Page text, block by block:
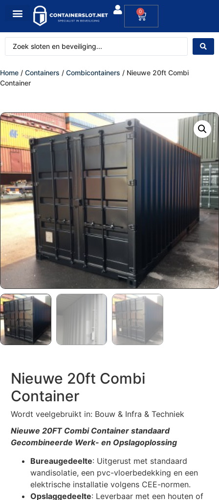
0
Home / Containers / Combicontainers / Nieuwe 20ft Combi
Container
Nieuwe 20ft Combi
Container
Wordt veelgebruikt in: Bouw & Infra & Techniek
Nieuwe 20FT Combi Container standaard
Gecombineerde Werk- en Opslagoplossing
Bureaugedeelte: Uitgerust met standaard
wandisolatie, een pvc-vloerbedekking en een
elektrische installatie volgens CEE-normen.
Opslaggedeelte: Leverbaar met een houten of